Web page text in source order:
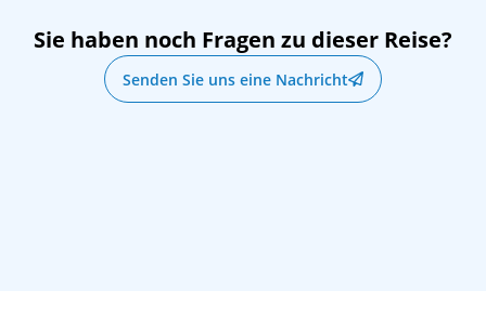
Sie haben noch Fragen zu dieser Reise?
Senden Sie uns eine Nachricht